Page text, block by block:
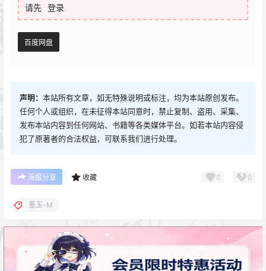
请先 登录
百度网盘
声明： 本站所有文章，如无特殊说明或标注，均为本站原创发布。
任何个人或组织，在未征得本站同意时，禁止复制、盗用、采集、
发布本站内容到任何网站、书籍等各类媒体平台。如若本站内容侵
犯了原著者的合法权益，可联系我们进行处理。
海报分享 收藏 0 0
墨玉-M